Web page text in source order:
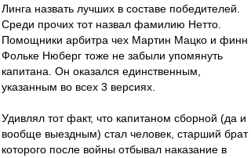
Линга назвать лучших в составе победителей.
Среди прочих тот назвал фамилию Нетто.
Помощники арбитра чех Мартин Мацко и финн
Фольке Нюберг тоже не забыли упомянуть
капитана. Он оказался единственным,
указанным во всех 3 версиях.
Удивлял тот факт, что капитаном сборной (да и
вообще выездным) стал человек, старший брат
которого после войны отбывал наказание в